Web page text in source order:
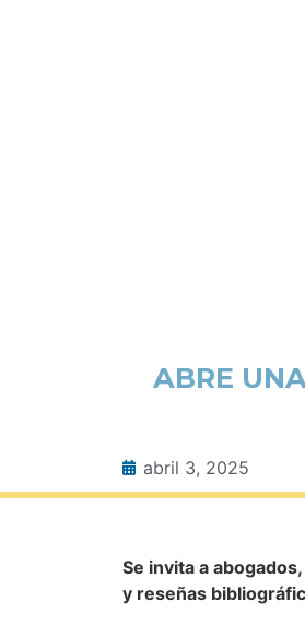
ABRE
abril 3, 2025
Se invita a
y reseñas